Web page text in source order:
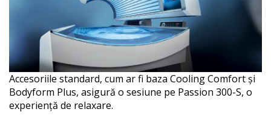
Accesoriile standard, cum ar fi baza Cooling Comfort și
Bodyform Plus, asigură o sesiune pe Passion 300-S, o
experiență de relaxare.